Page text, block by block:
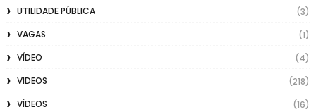
UTILIDADE PÚBLICA
(3)
VAGAS
(1)
VÍDEO
(4)
VIDEOS
(218)
VÍDEOS
(16)